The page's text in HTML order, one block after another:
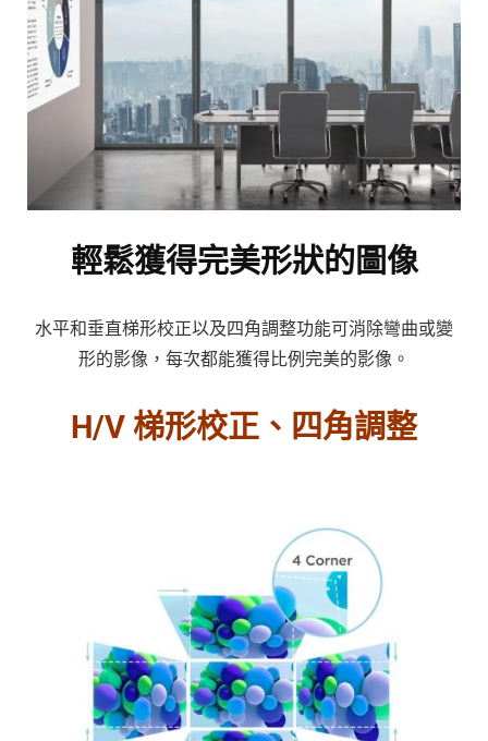
輕鬆獲得完美形狀的圖像
水平和垂直梯形校正以及四角調整功能可消除彎曲或變
形的影像，每次都能獲得比例完美的影像。
H/V 梯形校正、四角調整